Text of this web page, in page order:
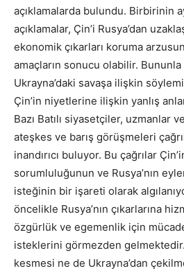
açıklamalarda bulundu. Birbirinin
açıklamalar, Çin’i Rusya’dan
ekonomik çıkarları koruma
amaçların sonucu olabilir.
Ukrayna’daki savaşa ilişkin
Çin’in niyetlerine ilişkin yanlış
Bazı Batılı siyasetçiler, uzmanlar
ateşkes ve barış görüşmeleri
inandırıcı buluyor. Bu çağrılar
sorumluluğunun ve Rusya’nın
isteğinin bir işareti olarak
öncelikle Rusya’nın çıkarlarına
özgürlük ve egemenlik için
isteklerini görmezden
kesmesi ne de Ukrayna’dan